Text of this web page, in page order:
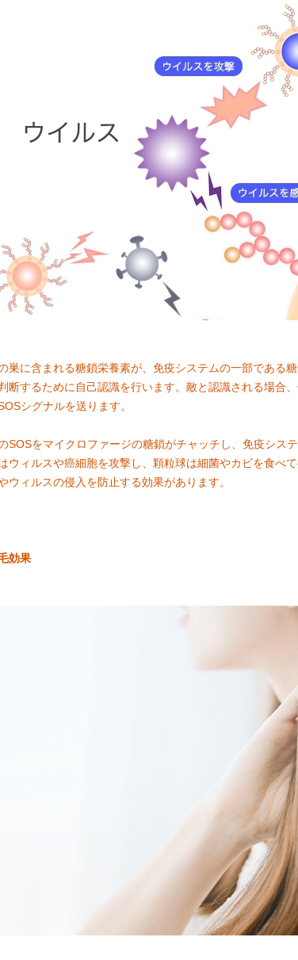
巣に含まれる糖鎖栄養素が、免疫システムの一部である
断するために自己認識を行います。敵と認識される場合
シグナルを送ります。
SOSをマイクロファージの糖鎖がチャッチし、免疫シス
ウィルスや癌細胞を攻撃し、顆粒球は細菌やカビを食べ
ウィルスの侵入を防止する効果があります。
効果